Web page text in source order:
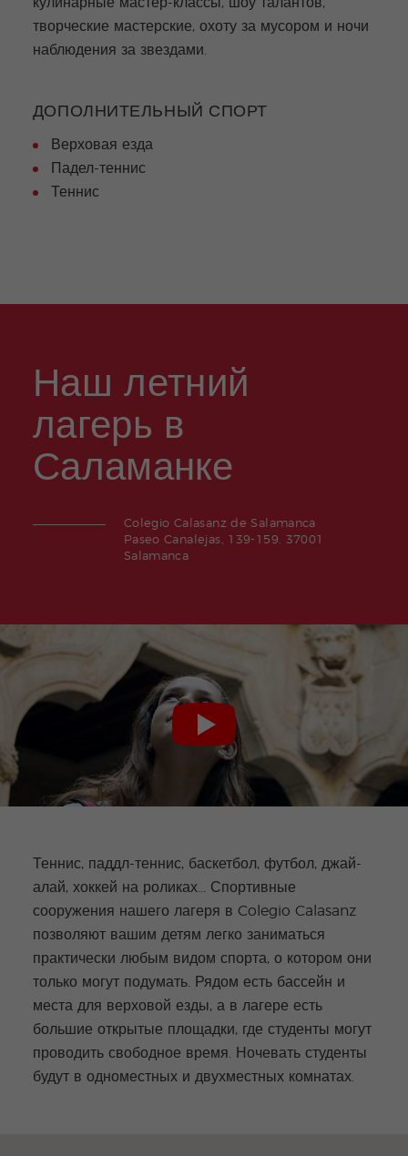
кулинарные мастер-классы, шоу талантов,
творческие мастерские, охоту за мусором и ночи
наблюдения за звездами.
ДОПОЛНИТЕЛЬНЫЙ СПОРТ
Верховая езда
Падел-теннис
Теннис
Наш летний
лагерь в
Саламанке
Colegio Calasanz de Salamanca
Paseo Canalejas, 139-159. 37001
Salamanca
Теннис, паддл-теннис, баскетбол, футбол, джай-
алай, хоккей на роликах... Спортивные
сооружения нашего лагеря в Colegio Calasanz
позволяют вашим детям легко заниматься
практически любым видом спорта, о котором они
только могут подумать. Рядом есть бассейн и
места для верховой езды, а в лагере есть
большие открытые площадки, где студенты могут
проводить свободное время. Ночевать студенты
будут в одноместных и двухместных комнатах.